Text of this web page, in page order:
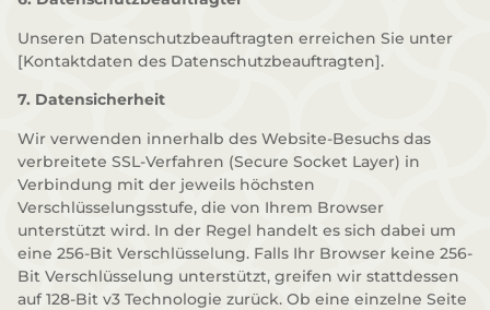
Unseren Datenschutzbeauftragten erreichen Sie unter
[Kontaktdaten des Datenschutzbeauftragten].
7. Datensicherheit
Wir verwenden innerhalb des Website-Besuchs das
verbreitete SSL-Verfahren (Secure Socket Layer) in
Verbindung mit der jeweils höchsten
Verschlüsselungsstufe, die von Ihrem Browser
unterstützt wird. In der Regel handelt es sich dabei um
eine 256-Bit Verschlüsselung. Falls Ihr Browser keine 256-
Bit Verschlüsselung unterstützt, greifen wir stattdessen
auf 128-Bit v3 Technologie zurück. Ob eine einzelne Seite